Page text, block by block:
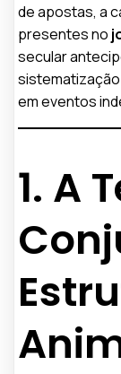
de apostas, a
presentes no
secular
em eventos
1. A